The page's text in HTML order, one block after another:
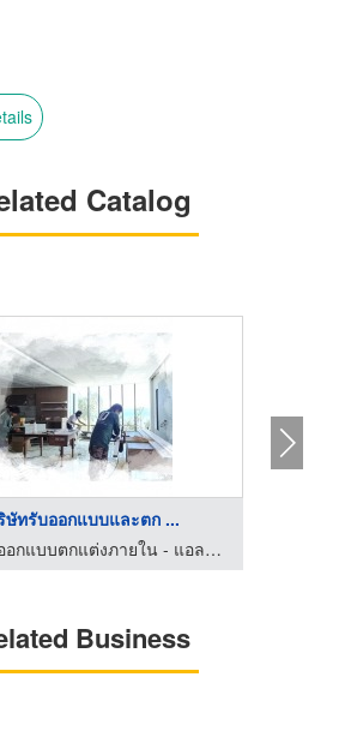
Catalog
ษัทรับออกแบบและตก ...
บริษัทรับออกแบบตกแต่งภายใน - แอลดีอินทีเรียร์ดีไซน์แอนด์คอนสตรัคชั่น
Business